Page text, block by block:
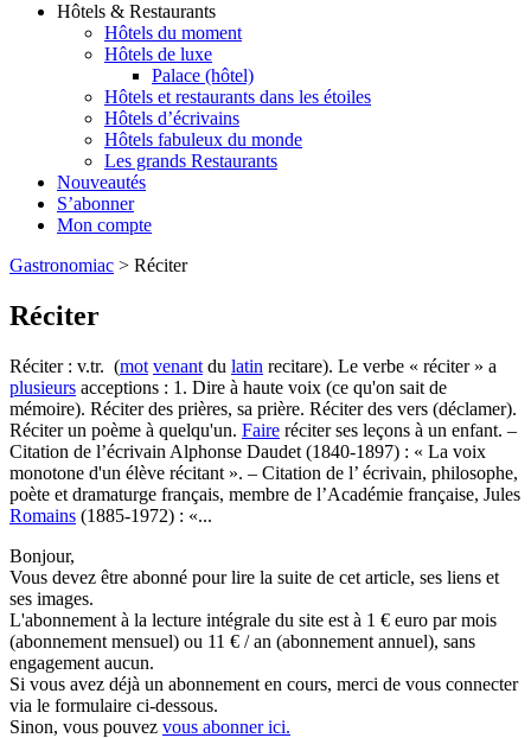
Hôtels & Restaurants
Hôtels du moment
Hôtels de luxe
Palace (hôtel)
Hôtels et restaurants dans les étoiles
Hôtels d’écrivains
Hôtels fabuleux du monde
Les grands Restaurants
Nouveautés
S’abonner
Mon compte
Gastronomiac > Réciter
Réciter
Réciter : v.tr. (mot venant du latin recitare). Le verbe « réciter » a
plusieurs acceptions : 1. Dire à haute voix (ce qu'on sait de
mémoire). Réciter des prières, sa prière. Réciter des vers (déclamer).
Réciter un poème à quelqu'un. Faire réciter ses leçons à un enfant. –
Citation de l’écrivain Alphonse Daudet (1840-1897) : « La voix
monotone d'un élève récitant ». – Citation de l’ écrivain, philosophe,
poète et dramaturge français, membre de l’Académie française, Jules
Romains (1885-1972) : «...
Bonjour,
Vous devez être abonné pour lire la suite de cet article, ses liens et
ses images.
L'abonnement à la lecture intégrale du site est à 1 € euro par mois
(abonnement mensuel) ou 11 € / an (abonnement annuel), sans
engagement aucun.
Si vous avez déjà un abonnement en cours, merci de vous connecter
via le formulaire ci-dessous.
Sinon, vous pouvez vous abonner ici.